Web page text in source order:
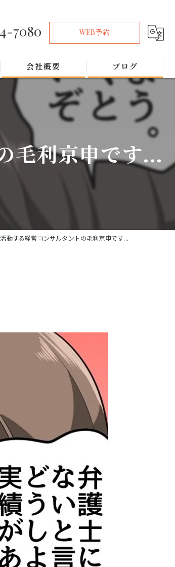
7080 WEB予約
会社概要 ブログ
毛利京申です...
動する経営コンサルタントの毛利京申です...